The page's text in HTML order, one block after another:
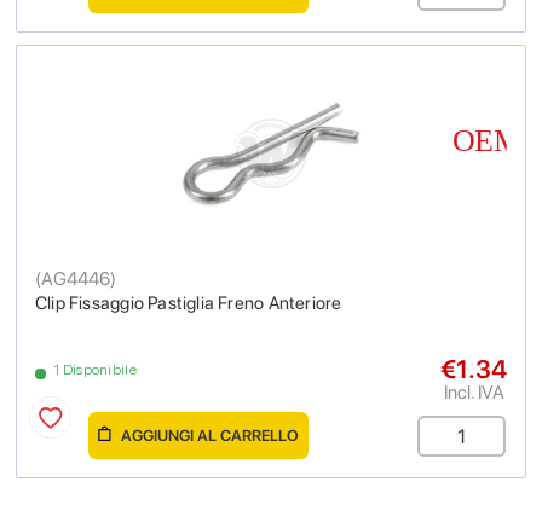
Clip Fissaggio Pastiglia Freno Anteriore
(AG4446)
1 Disponibile €1.34
Incl. IVA
AGGIUNGI AL CARRELLO